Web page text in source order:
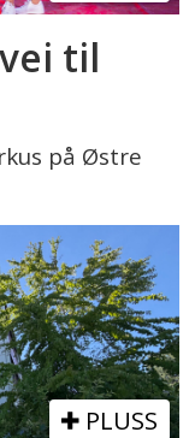
til
på Østre
PLUSS